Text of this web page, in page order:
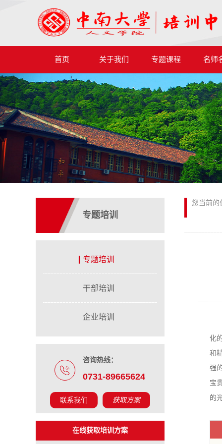
首页 关于我们 专题课程 名师
专题培训
专题培训
干部培训
企业培训
咨询热线：
0731-89665624
联系我们 获取方案
在线获取培训方案
您当前的
化
和
强
宝
的